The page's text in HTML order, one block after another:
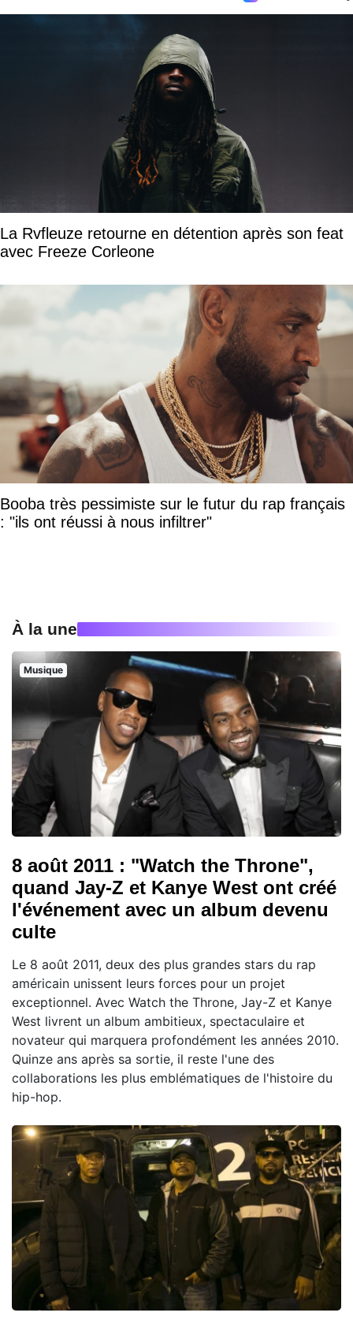
La Rvfleuze retourne en détention après son feat
avec Freeze Corleone
Booba très pessimiste sur le futur du rap français
: "ils ont réussi à nous infiltrer"
À la une
Musique
8 août 2011 : "Watch the Throne",
quand Jay-Z et Kanye West ont créé
l'événement avec un album devenu
culte
Le 8 août 2011, deux des plus grandes stars du rap
américain unissent leurs forces pour un projet
exceptionnel. Avec Watch the Throne, Jay-Z et Kanye
West livrent un album ambitieux, spectaculaire et
novateur qui marquera profondément les années 2010.
Quinze ans après sa sortie, il reste l'une des
collaborations les plus emblématiques de l'histoire du
hip-hop.